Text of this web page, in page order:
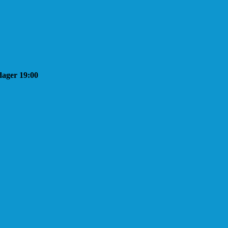
19:00